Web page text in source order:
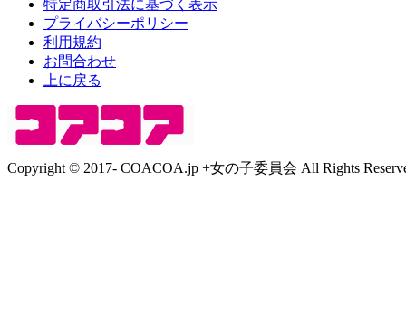
特定商取引法に基づく表示
プライバシーポリシー
利用規約
お問合わせ
上に戻る
Copyright © 2017- COACOA.jp +女の子委員会 All Rights